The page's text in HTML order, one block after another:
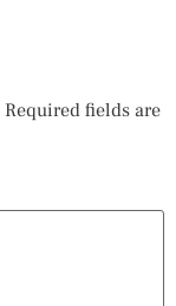
Required fields are